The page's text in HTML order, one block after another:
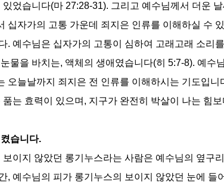
있었습니다(마 27:28-31). 그리고 예수님께서 더운
십자가의 고통 가운데 죄지은 인류를 이해하실 수
. 예수님은 십자가의 고통이 심하여 고래고래 소리
물을 바치는, 액체의 생애였습니다(히 5:7-8). 예수
오늘날까지 죄지은 전 인류를 이해하시는 기도입니
는 효력이 있으며 , 지구가 완전히 박살이 나는 힘
습니다.
이지 않았던 롱기누스라는 사람은 예수님의 옆구
, 예수님의 피가 롱기누스의 보이지 않았던 눈에 들